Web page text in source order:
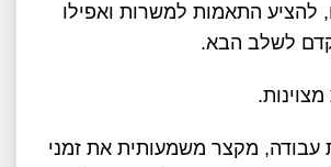
להציע התאמות למשרות ואפילו
לשלב הבא.
.
עבודה, מקצר משמעותית את זמני